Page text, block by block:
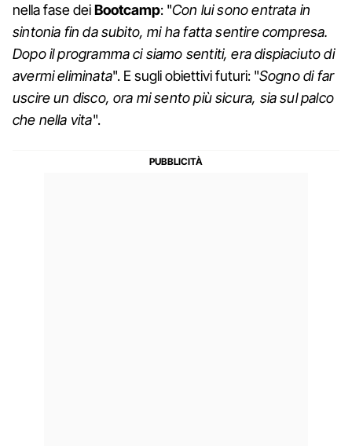
nella fase deiBootcamp: "Con lui sono entrata in
sintonia fin da subito, mi ha fatta sentire compresa.
Dopo il programma ci siamo sentiti, era dispiaciuto di
avermi eliminata". E sugli obiettivi futuri: "Sogno di far
uscire un disco, ora mi sento più sicura, sia sul palco
che nella vita".